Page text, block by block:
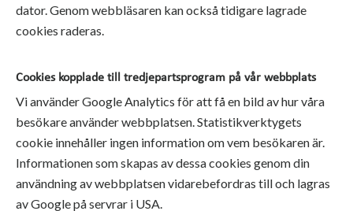
dator. Genom webbläsaren kan också tidigare lagrade
cookies raderas.
Cookies kopplade till tredjepartsprogram på vår webbplats
Vi använder Google Analytics för att få en bild av hur våra
besökare använder webbplatsen. Statistikverktygets
cookie innehåller ingen information om vem besökaren är.
Informationen som skapas av dessa cookies genom din
användning av webbplatsen vidarebefordras till och lagras
av Google på servrar i USA.